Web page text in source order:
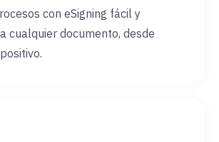
con eSigning fácil y
cualquier documento, desde